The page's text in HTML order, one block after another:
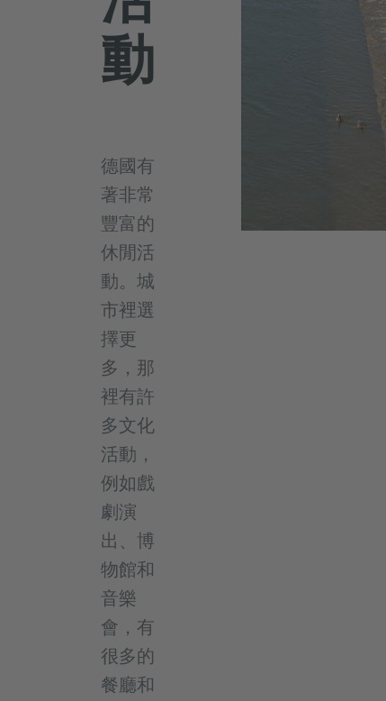
動
德國有
著非常
豐富的
休閒活
動。城
市裡選
擇更
多，那
裡有許
多文化
活動，
例如戲
劇演
出、博
物館和
音樂
會，有
很多的
餐廳和